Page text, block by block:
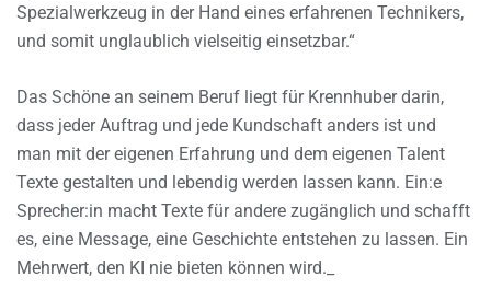
Spezialwerkzeug in der Hand eines erfahrenen Technikers,
und somit unglaublich vielseitig einsetzbar.“
Das Schöne an seinem Beruf liegt für Krennhuber darin,
dass jeder Auftrag und jede Kundschaft anders ist und
man mit der eigenen Erfahrung und dem eigenen Talent
Texte gestalten und lebendig werden lassen kann. Ein:e
Sprecher:in macht Texte für andere zugänglich und schafft
es, eine Message, eine Geschichte entstehen zu lassen. Ein
Mehrwert, den KI nie bieten können wird._